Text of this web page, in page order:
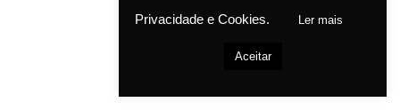
Privacidade e Cookies.
Ler mais
Aceitar